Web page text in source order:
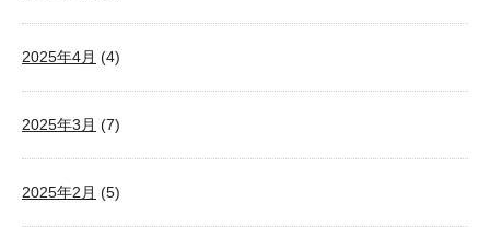
2025年4月 (4)
2025年3月 (7)
2025年2月 (5)